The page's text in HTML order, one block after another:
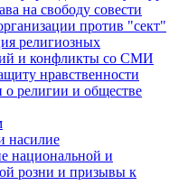
на свободу совести
против "сект"
религиозных
и конфликты со СМИ
нравственности
о религии и обществе
насилие
национальной и
розни и призывы к